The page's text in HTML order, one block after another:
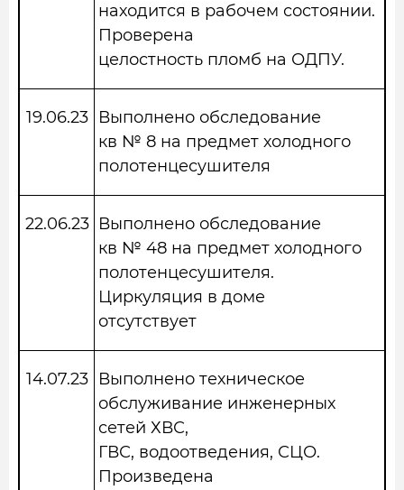
находится в рабочем состоянии.
Проверена
целостность пломб на ОДПУ.
19.06.23
Выполнено обследование
кв № 8 на предмет холодного
полотенцесушителя
22.06.23 Выполнено обследование
кв № 48 на предмет холодного
полотенцесушителя.
Циркуляция в доме
отсутствует
14.07.23
Выполнено техническое
обслуживание инженерных
сетей ХВС,
ГВС, водоотведения, СЦО.
Произведена